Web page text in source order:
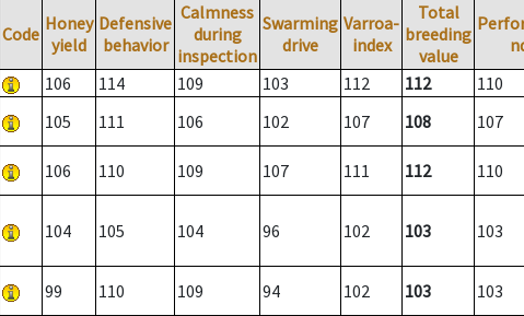
Code Honey
yield
Defensive
behavior
Calmness
during
inspection
Swarming
drive
Varroa-
index
Total
breeding
value
106 114 109 103 112 112
110
105 111 106 102 107 108 107
106 110 109 107 111 112 110
104 105 104 96 102 103 103
99 110 109 94 102 103
103